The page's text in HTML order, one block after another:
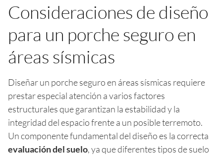
Consideraciones de diseño
para un porche seguro en
áreas sísmicas
Diseñar un porche seguro en áreas sísmicas requiere
prestar especial atención a varios factores
estructurales que garantizan la estabilidad y la
integridad del espacio frente a un posible terremoto.
Un componente fundamental del diseño es la correcta
evaluación del suelo, ya que diferentes tipos de suelo